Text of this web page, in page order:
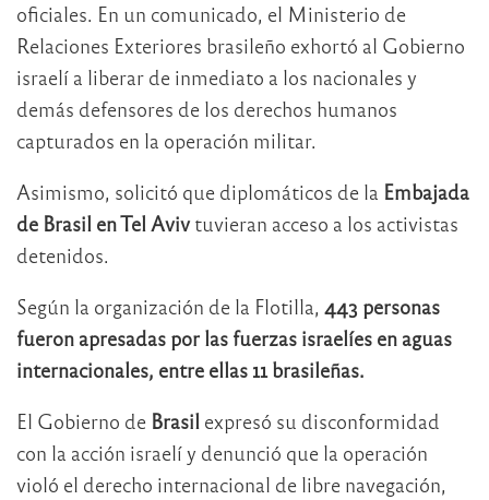
oficiales. En un comunicado, el Ministerio de
Relaciones Exteriores brasileño exhortó al Gobierno
israelí a liberar de inmediato a los nacionales y
demás defensores de los derechos humanos
capturados en la operación militar.
Asimismo, solicitó que diplomáticos de la Embajada
de Brasil en Tel Avivtuvieran acceso a los activistas
detenidos.
Según la organización de la Flotilla, 443 personas
fueron apresadas por las fuerzas israelíes en aguas
internacionales, entre ellas 11 brasileñas.
El Gobierno de Brasil expresó su disconformidad
con la acción israelí y denunció que la operación
violó el derecho internacional de libre navegación,